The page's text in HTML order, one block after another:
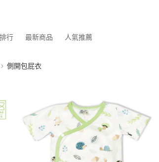
行 最新商品 人氣推薦
側開包屁衣